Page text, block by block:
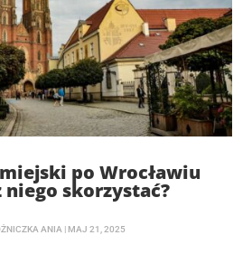
po Wrocławiu
niego skorzystać?
ANIA | MAJ 21, 2025